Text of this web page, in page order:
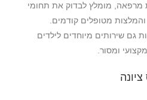
מרפאה, מומלץ לבדוק את תחומי
מטופלים קודמים.
גם שירותים מיוחדים לילדים
ומסור.